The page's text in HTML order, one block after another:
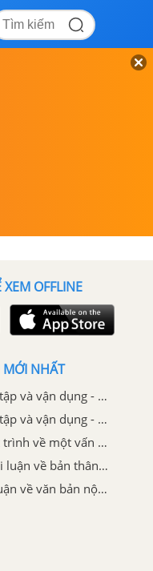
OFFLINE
MỚI NHẤT
(35+ mẫu) Luyện tập và vận dụng - Ôn tập Học kì 2 - Nói và nghe hay nhất - Ngữ văn 10
(35+ mẫu) Luyện tập và vận dụng - Ôn tập Học kì 2 - Viết hay nhất - Ngữ văn 10
(35+ mẫu) Thuyết trình về một vấn đề xã hội có sử dụng kết hợp phương tiện ngôn ngữ và các phương tiện phi ngôn ngữ hay nhất - Ngữ văn 10
(35+ mẫu) Viết bài luận về bản thân hay nhất - Ngữ văn 10
(35+ mẫu) Thảo luận về văn bản nội quy hoặc văn bản hướng dẫn nơi công cộng hay nhất - Ngữ văn 10